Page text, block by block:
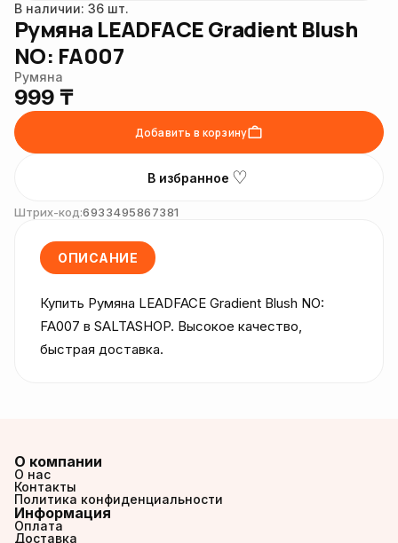
В наличии: 36 шт.
Румяна LEADFACE Gradient Blush
NO: FA007
Румяна
999 ₸
Добавить в корзину
В избранное ♡
Штрих-код:6933495867381
ОПИСАНИЕ
Купить Румяна LEADFACE Gradient Blush NO:
FA007 в SALTASHOP. Высокое качество,
быстрая доставка.
О компании
О нас
Контакты
Политика конфиденциальности
Информация
Оплата
Доставка